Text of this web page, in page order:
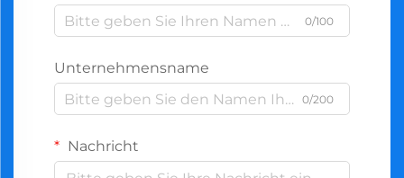
0/100
Unternehmensname
0/200
Nachricht